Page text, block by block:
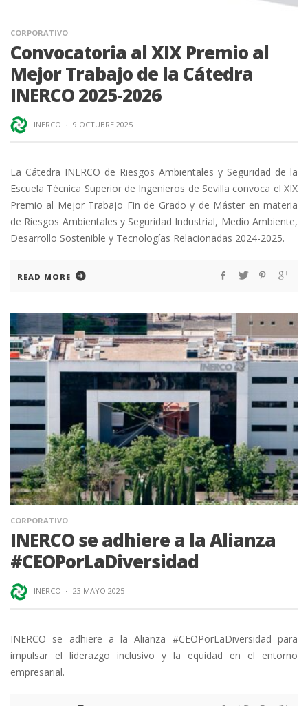
CORPORATIVO
Convocatoria al XIX Premio al
Mejor Trabajo de la Cátedra
INERCO 2025-2026
INERCO · 9 OCTUBRE 2025
La Cátedra INERCO de Riesgos Ambientales y Seguridad de la
Escuela Técnica Superior de Ingenieros de Sevilla convoca el XIX
Premio al Mejor Trabajo Fin de Grado y de Máster en materia
de Riesgos Ambientales y Seguridad Industrial, Medio Ambiente,
Desarrollo Sostenible y Tecnologías Relacionadas 2024-2025.
READ MORE
CORPORATIVO
INERCO se adhiere a la Alianza
#CEOPorLaDiversidad
INERCO · 23 MAYO 2025
INERCO se adhiere a la Alianza #CEOPorLaDiversidad para
impulsar el liderazgo inclusivo y la equidad en el entorno
empresarial.